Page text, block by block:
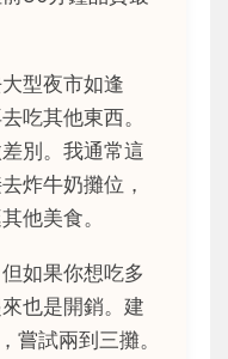
型夜市如逢
吃其他東西。
別。我通常這
炸牛奶攤位，
他美食。
如果你想吃多
也是開銷。建
嘗試兩到三攤。